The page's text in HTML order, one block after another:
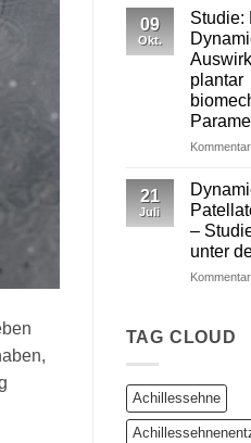
09
Okt.
Studie:
plantar
21
Juli
–
unter
TAG CLOUD
Achillessehne